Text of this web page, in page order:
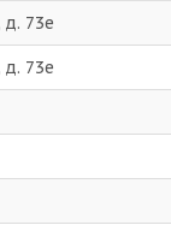
73е
73е